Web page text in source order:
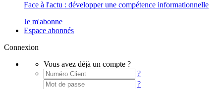
Face à l'actu : développer une compétence informationnelle
Je m'abonne
Espace abonnés
Connexion
Vous avez déjà un compte ?
?
?